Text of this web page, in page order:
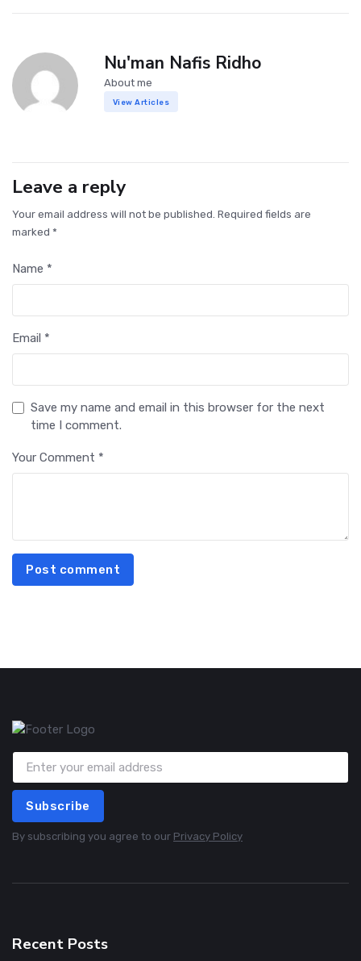
Nu'man Nafis Ridho
About me
View Articles
Leave a reply
Your email address will not be published. Required fields are
marked *
Name *
Email *
Save my name and email in this browser for the next
time I comment.
Your Comment *
Post comment
Subscribe
By subscribing you agree to our Privacy Policy
Recent Posts